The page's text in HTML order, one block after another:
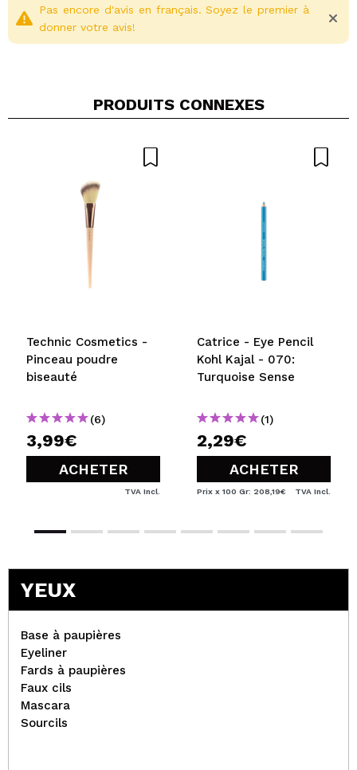
Votre vidéo pourrait être la première. Imaginez...
Recommandez-vous cet achat? Oui
Pas encore d'avis en français. Soyez le premier à
donner votre avis!
PRODUITS CONNEXES
Technic Cosmetics -
Pinceau poudre
biseauté
(6)
3,99€
ACHETER
TVA Incl.
Catrice - Eye Pencil
Kohl Kajal - 070:
Turquoise Sense
(1)
2,29€
ACHETER
Prix x 100 Gr: 208,19€ TVA Incl.
YEUX
Base à paupières
Eyeliner
Fards à paupières
Faux cils
Mascara
Sourcils